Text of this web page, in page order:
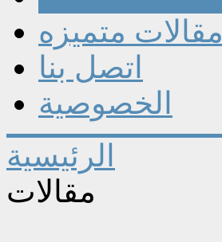
مقالات متميزه
اتصل بنا
الخصوصية
الرئيسية
مقالات